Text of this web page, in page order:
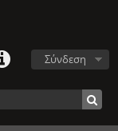
Σύνδεση